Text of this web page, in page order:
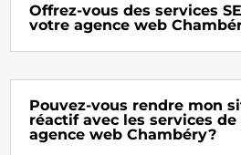
Offrez-vous des services
votre agence web
Pouvez-vous rendre mon
réactif avec les services
agence web Chambéry?